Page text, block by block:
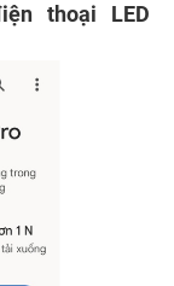
thoại LED